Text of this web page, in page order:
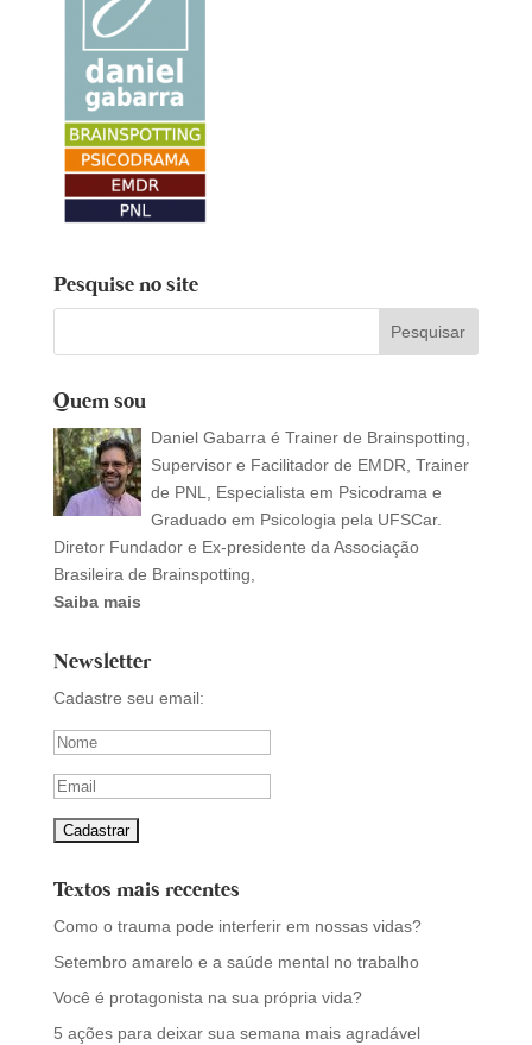
Pesquise no site
Quem sou
Daniel Gabarra é Trainer de Brainspotting,
Supervisor e Facilitador de EMDR, Trainer
de PNL, Especialista em Psicodrama e
Graduado em Psicologia pela UFSCar.
Diretor Fundador e Ex-presidente da Associação
Brasileira de Brainspotting,
Saiba mais
Newsletter
Cadastre seu email:
Textos mais recentes
Como o trauma pode interferir em nossas vidas?
Setembro amarelo e a saúde mental no trabalho
Você é protagonista na sua própria vida?
5 ações para deixar sua semana mais agradável